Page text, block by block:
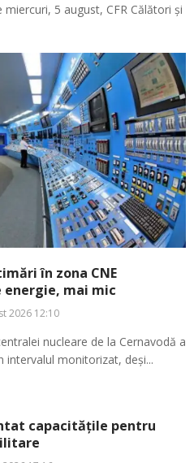
5 august, CFR Călători și
în zona CNE
energie, mai mic
2026 12:10
nucleare de la Cernavodă a
intervalul monitorizat, deși...
capacitățile pentru